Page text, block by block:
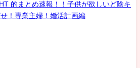
的まとめ速報！！子供が欲しいど陰キ
！専業主婦！婚活計画編